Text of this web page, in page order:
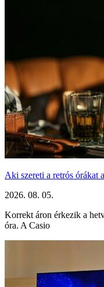
Aki szereti a retrós órákat
2026. 08. 05.
Korrekt áron érkezik a
óra. A Casio